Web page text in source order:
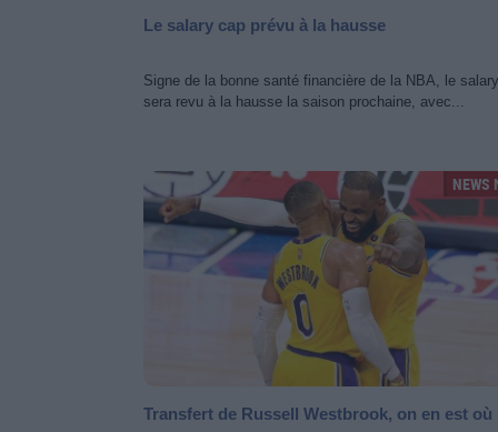
Le salary cap prévu à la hausse
Signe de la bonne santé financière de la NBA, le
sera revu à la hausse la saison prochaine, avec...
NEWS
Transfert de Russell Westbrook, on en est où